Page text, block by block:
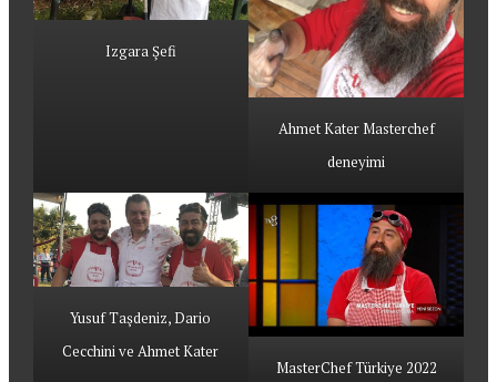
Izgara Şefi
Ahmet Kater Masterchef
deneyimi
Yusuf Taşdeniz, Dario
Cecchini ve Ahmet Kater
MasterChef Türkiye 2022